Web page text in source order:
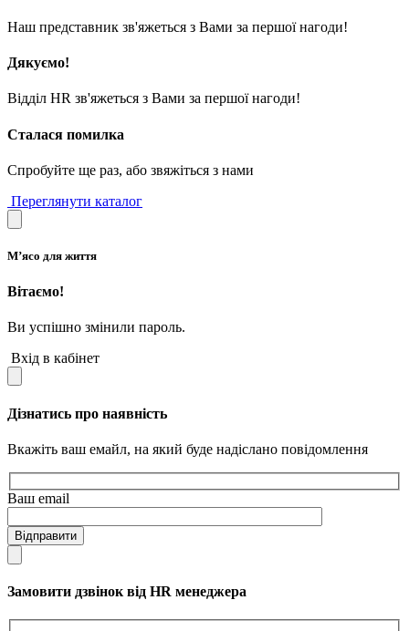
Наш представник зв'яжеться з Вами за першої нагоди!
Дякуємо!
Відділ HR зв'яжеться з Вами за першої нагоди!
Сталася помилка
Спробуйте ще раз, або звяжіться з нами
Переглянути каталог
М’ясо для життя
Вітаємо!
Ви успішно змінили пароль.
Вхід в кабінет
Дізнатись про наявність
Вкажіть ваш емайл, на який буде надіслано повідомлення
Ваш email
Відправити
Замовити дзвінок від HR менеджера